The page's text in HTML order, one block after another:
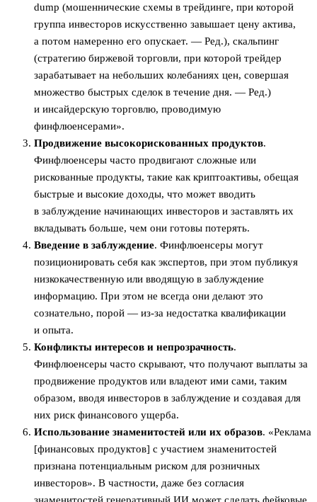
dump (мошеннические схемы в трейдинге, при которой
группа инвесторов искусственно завышает цену актива,
а потом намеренно его опускает. — Ред.), скальпинг
(стратегию биржевой торговли, при которой трейдер
зарабатывает на небольших колебаниях цен, совершая
множество быстрых сделок в течение дня. — Ред.)
и инсайдерскую торговлю, проводимую
финфлюенсерами».
Продвижение высокорискованных продуктов.
Финфлюенсеры часто продвигают сложные или
рискованные продукты, такие как криптоактивы, обещая
быстрые и высокие доходы, что может вводить
в заблуждение начинающих инвесторов и заставлять их
вкладывать больше, чем они готовы потерять.
Введение в заблуждение. Финфлюенсеры могут
позиционировать себя как экспертов, при этом публикуя
низкокачественную или вводящую в заблуждение
информацию. При этом не всегда они делают это
сознательно, порой — из-за недостатка квалификации
и опыта.
Конфликты интересов и непрозрачность.
Финфлюенсеры часто скрывают, что получают выплаты за
продвижение продуктов или владеют ими сами, таким
образом, вводя инвесторов в заблуждение и создавая для
них риск финансового ущерба.
Использование знаменитостей или их образов. «Реклама
[финансовых продуктов] с участием знаменитостей
признана потенциальным риском для розничных
инвесторов». В частности, даже без согласия